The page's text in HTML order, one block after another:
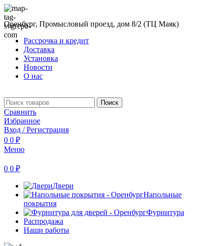
Оренбург, Промысловый проезд, дом 8/2 (ТЦ Маяк)
Рассрочка и кредит
Доставка
Установка
Новости
О нас
Поиск
Сравнить
Избранное
Вход / Регистрация
0 0 ₽
Меню
0 0 ₽
Двери
Напольные
покрытия
Фурнитура
Распродажа
Наши работы